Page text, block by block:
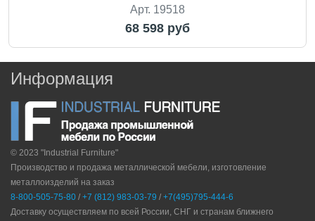
Арт. 19518
68 598 руб
Информация
© 2023 "Industrial Furniture"
Производство и продажа металлической мебели, изготовление
металлоизделий на заказ
8-800-505-75-80 / +7 (812) 983-03-79 / +7(495)795-444-6
Доставку осуществляем по всей России, СНГ и странам ближнего